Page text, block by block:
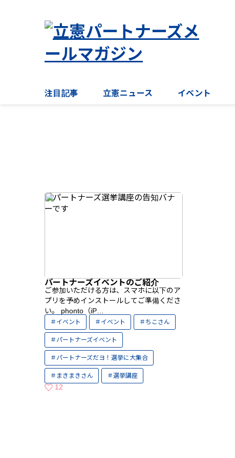
注目記事 立憲ニュース イベント
パートナーズイベントのご紹介
ご参加いただける方は、スマホに以下のア
プリを予めインストールしてご準備くださ
い。 phonto（iP…
イベント イベント ちこさん
パートナーズイベント
パートナーズだヨ！選挙に大集合
まきまきさん 選挙講座
12